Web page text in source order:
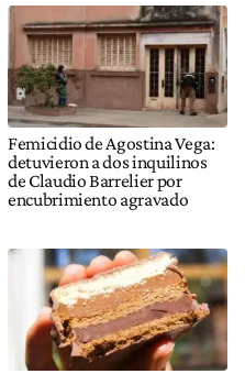
Femicidio de Agostina Vega:
detuvieron a dos inquilinos
de Claudio Barrelier por
encubrimiento agravado